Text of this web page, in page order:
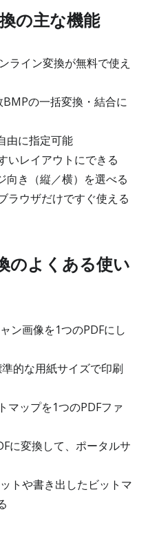
の主な機能
ライン変換が無料で使え
の一括変換・結合に
由に指定可能
いレイアウトにできる
向き（縦／横）を選べる
ラウザだけですぐ使える
のよくある使い
ン画像を1つのPDFにし
的な用紙サイズで印刷
マップを1つのPDFファ
に変換して、ポータルサ
トや書き出したビットマ